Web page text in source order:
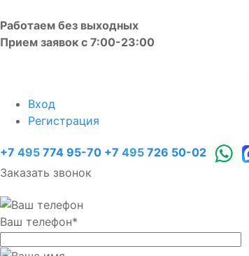
Работаем без выходных
Прием заявок с 7:00-23:00
Вход
Регистрация
+7 495 774 95-70 +7 495 726 50-02
Заказать звонок
Ваш телефон*